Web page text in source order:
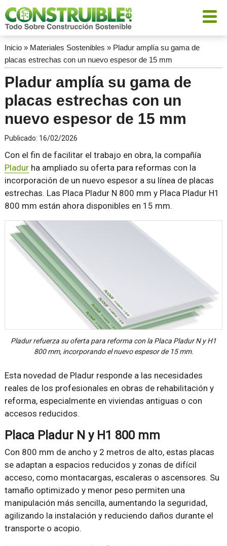
Inicio» Materiales Sostenibles » Pladur amplía su gama de
placas estrechas con un nuevo espesor de 15 mm
Pladur amplía su gama de
placas estrechas con un
nuevo espesor de 15 mm
Publicado: 16/02/2026
Con el fin de facilitar el trabajo en obra, la compañía
Pladurha ampliado su oferta para reformas con la
incorporación de un nuevo espesor a su línea de placas
estrechas. Las Placa Pladur N 800 mm y Placa Pladur H1
800 mm están ahora disponibles en 15 mm.
Pladur refuerza su oferta para reforma con la Placa Pladur N y H1
800 mm, incorporando el nuevo espesor de 15 mm.
Esta novedad de Pladur responde a las necesidades
reales de los profesionales en obras de rehabilitación y
reforma, especialmente en viviendas antiguas o con
accesos reducidos.
Placa Pladur N y H1 800 mm
Con 800 mm de ancho y 2 metros de alto, estas placas
se adaptan a espacios reducidos y zonas de difícil
acceso, como montacargas, escaleras o ascensores. Su
tamaño optimizado y menor peso permiten una
manipulación más sencilla, aumentando la seguridad,
agilizando la instalación y reduciendo daños durante el
transporte o acopio.